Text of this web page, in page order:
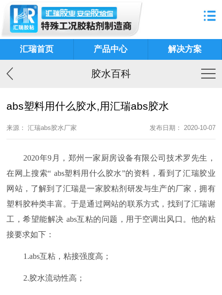
汇瑞首页 产品中心 解决方案
胶水百科
abs塑料用什么胶水,用汇瑞abs胶水
来源： 汇瑞abs胶水厂家 发布日期： 2020-10-07
2020年9 月，郑州一家厨房设备有限公司技术罗先生，
在网上搜索“ abs塑料用什么胶水”的资料，看到了汇瑞胶业
网站，了解到了汇瑞是一家胶粘剂研发与生产的厂家，拥有
塑料胶种类丰富。于是通过网站的联系方式，找到了汇瑞谢
工，希望能解决 abs互粘的问题，用于空调出风口。他的粘
接要求如下：
1.abs互粘，粘接强度高；
2.胶水流动性高；